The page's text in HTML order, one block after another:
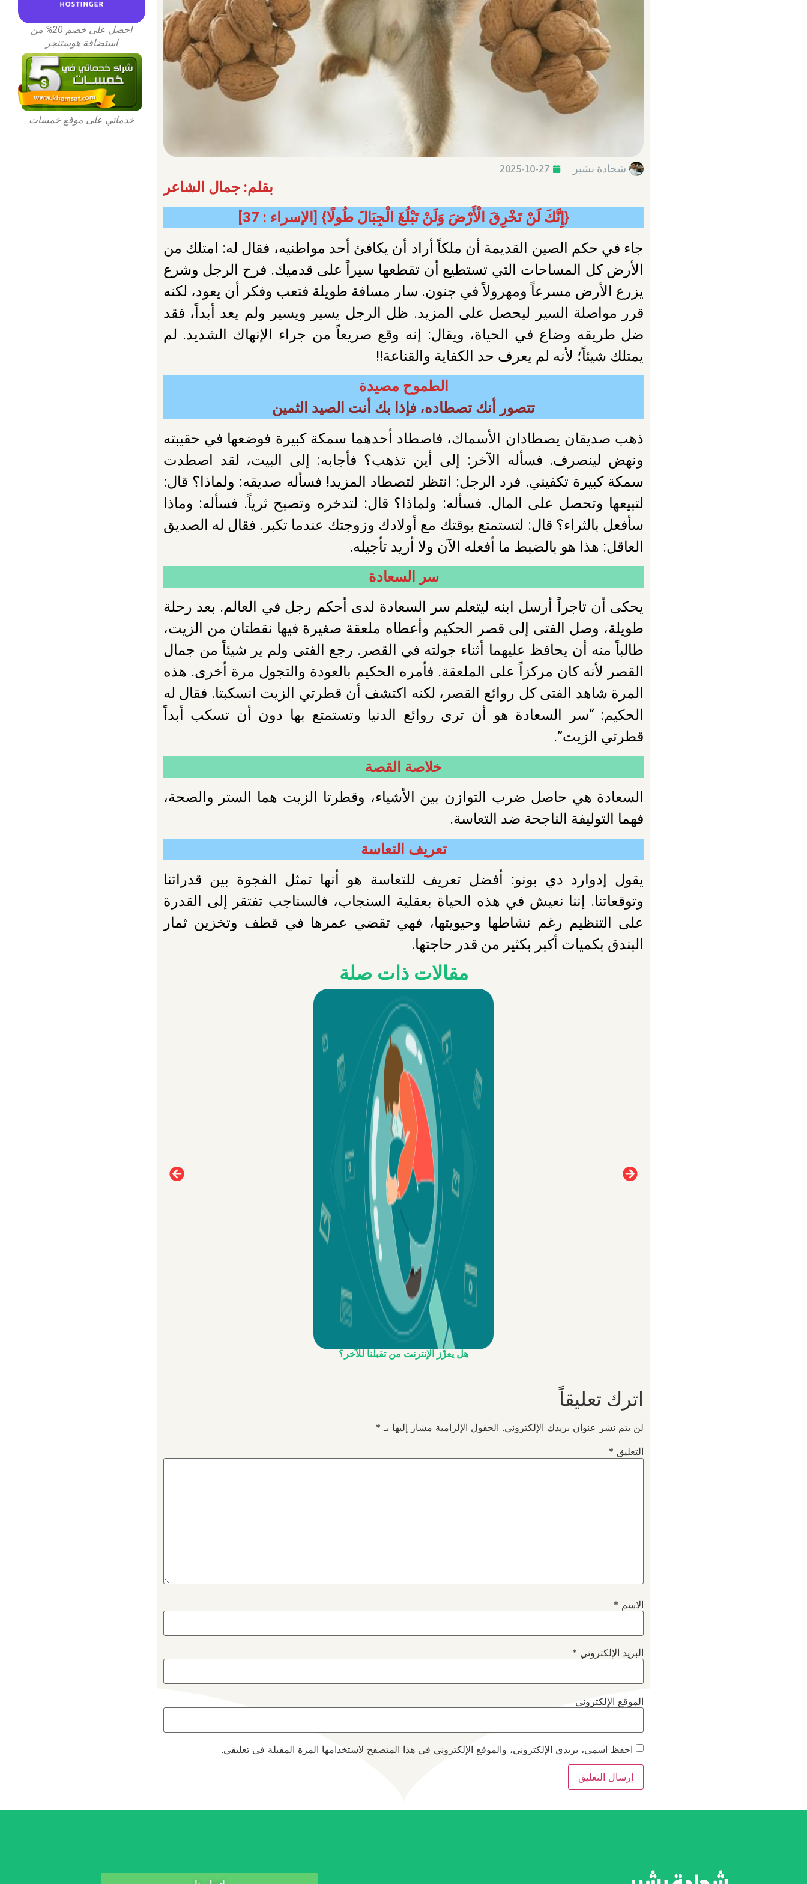
شحادة بشير 2025-10-27
بقلم: جمال الشاعر
{إِنَّكَ لَنْ تَخْرِقَ الْأَرْضَ وَلَنْ تَبْلُغَ الْجِبَالَ طُولًا} [الإسراء : 37]
جاء في حكم الصين القديمة أن ملكاً أراد أن يكافئ أحد مواطنيه، فقال له: امتلك من
الأرض كل المساحات التي تستطيع أن تقطعها سيراً على قدميك. فرح الرجل وشرع
يزرع الأرض مسرعاً ومهرولاً في جنون. سار مسافة طويلة فتعب وفكر أن يعود، لكنه
قرر مواصلة السير ليحصل على المزيد. ظل الرجل يسير ويسير ولم يعد أبداً، فقد
ضل طريقه وضاع في الحياة، ويقال: إنه وقع صريعاً من جراء الإنهاك الشديد. لم
يمتلك شيئاً؛ لأنه لم يعرف حد الكفاية والقناعة!!
الطموح مصيدة
تتصور أنك تصطاده، فإذا بك أنت الصيد الثمين
ذهب صديقان يصطادان الأسماك، فاصطاد أحدهما سمكة كبيرة فوضعها في حقيبته
ونهض لينصرف. فسأله الآخر: إلى أين تذهب؟ فأجابه: إلى البيت، لقد اصطدت
سمكة كبيرة تكفيني. فرد الرجل: انتظر لتصطاد المزيد! فسأله صديقه: ولماذا؟ قال:
لتبيعها وتحصل على المال. فسأله: ولماذا؟ قال: لتدخره وتصبح ثرياً. فسأله: وماذا
سأفعل بالثراء؟ قال: لتستمتع بوقتك مع أولادك وزوجتك عندما تكبر. فقال له الصديق
العاقل: هذا هو بالضبط ما أفعله الآن ولا أريد تأجيله.
سر السعادة
يحكى أن تاجراً أرسل ابنه ليتعلم سر السعادة لدى أحكم رجل في العالم. بعد رحلة
طويلة، وصل الفتى إلى قصر الحكيم وأعطاه ملعقة صغيرة فيها نقطتان من الزيت،
طالباً منه أن يحافظ عليهما أثناء جولته في القصر. رجع الفتى ولم ير شيئاً من جمال
القصر لأنه كان مركزاً على الملعقة. فأمره الحكيم بالعودة والتجول مرة أخرى. هذه
المرة شاهد الفتى كل روائع القصر، لكنه اكتشف أن قطرتي الزيت انسكبتا. فقال له
الحكيم: “سر السعادة هو أن ترى روائع الدنيا وتستمتع بها دون أن تسكب أبداً
قطرتي الزيت”.
خلاصة القصة
السعادة هي حاصل ضرب التوازن بين الأشياء، وقطرتا الزيت هما الستر والصحة،
فهما التوليفة الناجحة ضد التعاسة.
تعريف التعاسة
يقول إدوارد دي بونو: أفضل تعريف للتعاسة هو أنها تمثل الفجوة بين قدراتنا
وتوقعاتنا. إننا نعيش في هذه الحياة بعقلية السنجاب، فالسناجب تفتقر إلى القدرة
على التنظيم رغم نشاطها وحيويتها، فهي تقضي عمرها في قطف وتخزين ثمار
البندق بكميات أكبر بكثير من قدر حاجتها.
مقالات ذات صلة
هل يعزّز الإنترنت من تقبلنا للآخر؟
اترك تعليقاً
لن يتم نشر عنوان بريدك الإلكتروني. الحقول الإلزامية مشار إليها بـ *
التعليق *
الاسم *
البريد الإلكتروني *
الموقع الإلكتروني
احفظ اسمي، بريدي الإلكتروني، والموقع الإلكتروني في هذا المتصفح لاستخدامها المرة المقبلة في تعليقي.
احصل على خصم 20% من
استضافة هوستنجر
خدماتي على موقع خمسات